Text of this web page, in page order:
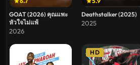
GOAT (2026) คุณแพะ
หัวใจไม่แพ้
2026
Deathstalker (2025)
2025
HD